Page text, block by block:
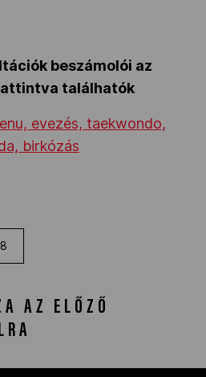
beszámolói az
találhatók
evezés, taekwondo,
birkózás
AZ ELŐZŐ